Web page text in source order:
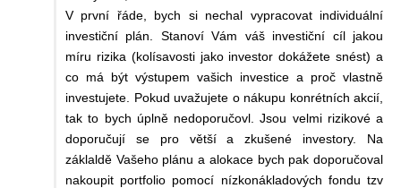
V první řáde, bych si nechal vypracovat individuální
investiční plán. Stanoví Vám váš investiční cíl jakou
míru rizika (kolísavosti jako investor dokážete snést) a
co má být výstupem vašich investice a proč vlastně
investujete. Pokud uvažujete o nákupu konrétních akcií,
tak to bych úplně nedoporučovl. Jsou velmi rizikové a
doporučují se pro větší a zkušené investory. Na
záklaldě Vašeho plánu a alokace bych pak doporučoval
nakoupit portfolio pomocí nízkonákladových fondu tzv